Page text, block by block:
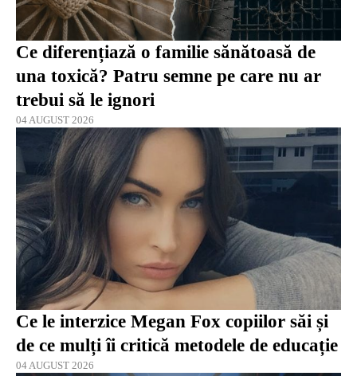
Ce diferențiază o familie sănătoasă de
una toxică? Patru semne pe care nu ar
trebui să le ignori
04 AUGUST 2026
Ce le interzice Megan Fox copiilor săi și
de ce mulți îi critică metodele de educație
04 AUGUST 2026